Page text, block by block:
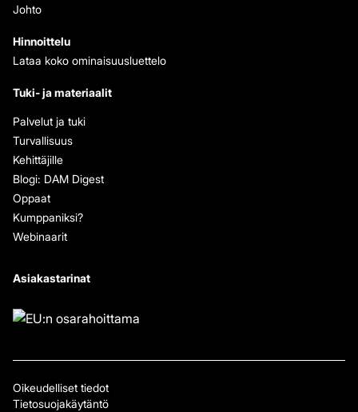
Johto
Hinnoittelu
Lataa koko ominaisuusluettelo
Tuki- ja materiaalit
Palvelut ja tuki
Turvallisuus
Kehittäjille
Blogi: DAM Digest
Oppaat
Kumppaniksi?
Webinaarit
Asiakastarinat
Oikeudelliset tiedot
Tietosuojakäytäntö